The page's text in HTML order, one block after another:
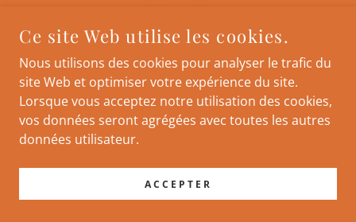
COPYRIGHT © 2026 FESTIVAL D'HUMOUR
ÉMERGENT EN ABITIBI-TÉMISCAMINGUE - TOUS
DROITS RÉSERVÉS.
Ce site Web utilise les cookies.
Nous utilisons des cookies pour analyser le trafic du
site Web et optimiser votre expérience du site.
Lorsque vous acceptez notre utilisation des cookies,
vos données seront agrégées avec toutes les autres
données utilisateur.
ACCEPTER